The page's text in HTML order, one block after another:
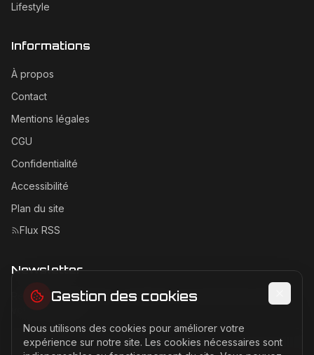
Lifestyle
Informations
À propos
Contact
Mentions légales
CGU
Confidentialité
Accessibilité
Plan du site
Flux RSS
Newsletter
Recevez les dernières actualités Ferrari directement dans
Adresse email pour la newsletter
Gestion des cookies
Nous utilisons des cookies pour améliorer votre
expérience sur notre site. Les cookies nécessaires sont